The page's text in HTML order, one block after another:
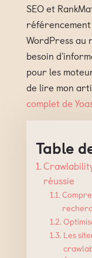
SEO et
WordPress au
besoin
pour les
de lire mon
complet de
Table
réussie
Les